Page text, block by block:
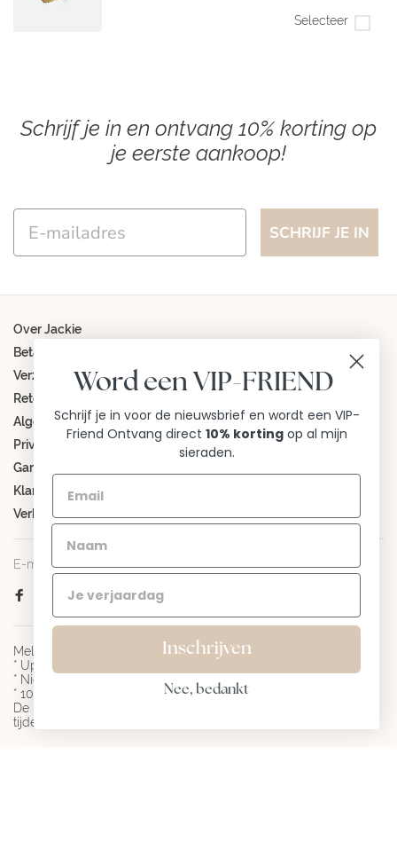
Selecteer
Schrijf je in en ontvang 10% korting op
je eerste aankoop!
SCHRIJF JE IN
Over Jackie
Betaalmethoden
Verzending
Retourneren
Algemene voorwaarden
Privacy beleid
Garantiebepalingen
Klantenservice
Verkooppunten
E-mail:info@jackie-gold.com
Meld je aan voor mijn nieuwsbrief en ontvang:
* Updates over sieradentrends
* Nieuwe collecties
* 10% korting op je eerste bestelling
De korting is geldig bij besteding vanaf € 100 en niet geldig
tijdens actieperiodes.
Word een VIP-FRIEND
Schrijf je in voor de nieuwsbrief en wordt een VIP-
Friend Ontvang direct 10% kortingop al mijn
sieraden.
Inschrijven
Nee, bedankt